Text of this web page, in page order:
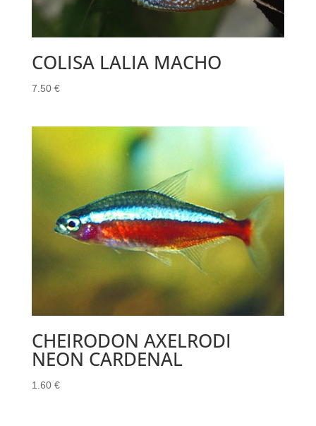
COLISA LALIA MACHO
7.50 €
CHEIRODON AXELRODI
NEON CARDENAL
1.60 €